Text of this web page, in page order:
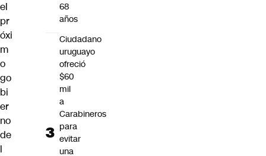
el
pr
óxi
m
o
go
bi
er
no
de
l
68
años
Ciudadano
uruguayo
ofreció
$60
mil
a
Carabineros
para
evitar
una